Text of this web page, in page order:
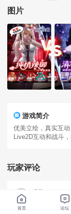
图片
游戏简介
优美立绘，真实互
Live2D互动和战斗
玩家评论
首页 论坛